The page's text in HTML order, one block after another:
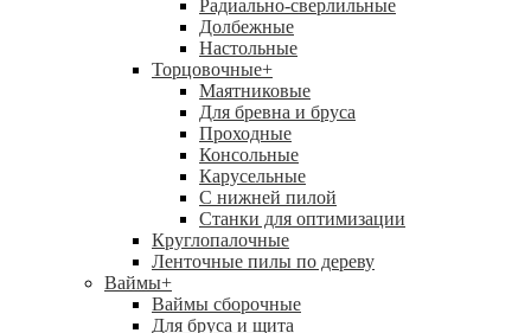
Радиально-сверлильные
Долбежные
Настольные
Торцовочные+
Маятниковые
Для бревна и бруса
Проходные
Консольные
Карусельные
С нижней пилой
Станки для оптимизации
Круглопалочные
Ленточные пилы по дереву
Ваймы+
Ваймы сборочные
Для бруса и щита